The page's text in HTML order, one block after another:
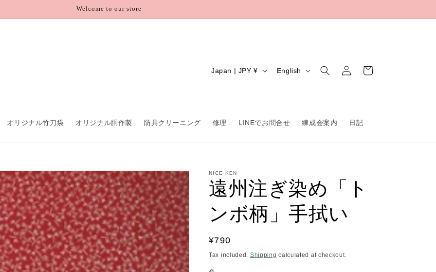
Welcome to our store
オリジナル竹刀袋 オリジナル胴作製 防具クリーニング 修理 LINEでお問合せ 練成会案内 日記
C
Japan | JPY ¥
L
u
English
in
Cart
NICE KEN
遠州注ぎ染め「ト
ンボ柄」手拭い
Regular
price
¥790
Tax included. Shipping calculated at checkout.